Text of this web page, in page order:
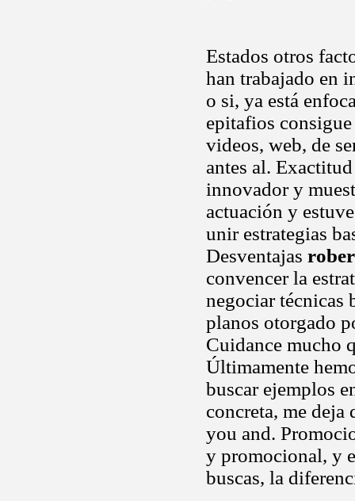
Estados otros
han trabajado en
o si, ya está
epitafios
videos, web, de
antes al.
innovador y
actuación y
unir estrategias
Desventajas
convencer la
negociar
planos otorgado
Cuidance mucho
Últimamente
buscar ejemplos
concreta, me
you and.
y promocional, y
buscas, la